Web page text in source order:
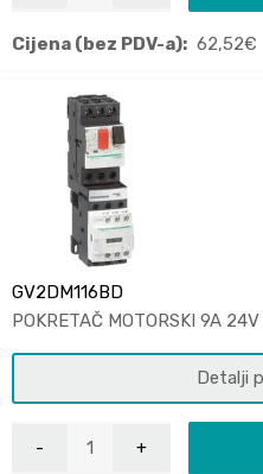
Cijena (bez PDV-a): 62,52€
GV2DM116BD
POKRETAČ MOTORSKI 9A
Detalji